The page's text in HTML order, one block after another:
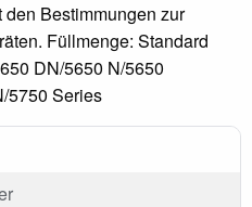
Bestimmungen zur
Füllmenge: Standard
DN/5650 N/5650
5750 Series